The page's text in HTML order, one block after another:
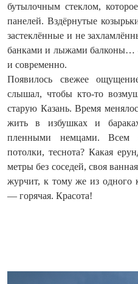
бутылочным стеклом,
панелей. Вздёрнутые
застеклённые и не
банками и лыжами балконы…
и современно.
Появилось свежее
слышал, чтобы кто-то
старую Казань. Время
жить в избушках и
пленными немцами. Всем
потолки, теснота? Какая
метры без соседей, своя
журчит, к тому же из одного
— горячая. Красота!